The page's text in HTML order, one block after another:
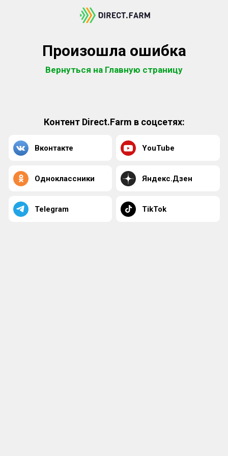
Произошла ошибка
Вернуться на Главную страницу
Контент Direct.Farm в соцсетях:
Вконтакте YouTube
Одноклассники Яндекс.Дзен
Telegram TikTok